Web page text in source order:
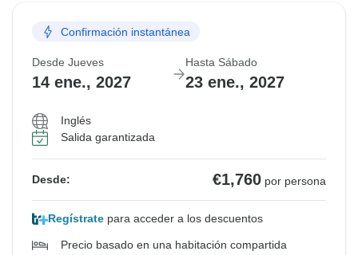
Confirmación instantánea
Desde Jueves
14 ene., 2027
Hasta Sábado
23 ene., 2027
Inglés
Salida garantizada
Desde: €1,760 por persona
Regístrate para acceder a los descuentos
Precio basado en una habitación compartida